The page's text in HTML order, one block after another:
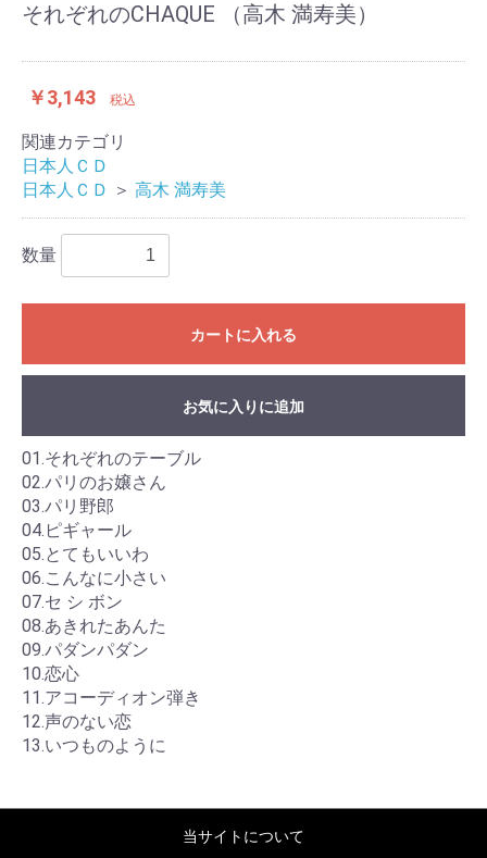
それぞれのCHAQUE （高木 満寿美）
￥3,143 税込
関連カテゴリ
日本人ＣＤ
日本人ＣＤ ＞ 高木 満寿美
数量
カートに入れる
お気に入りに追加
01.それぞれのテーブル
02.パリのお嬢さん
03.パリ野郎
04.ピギャール
05.とてもいいわ
06.こんなに小さい
07.セ シ ボン
08.あきれたあんた
09.パダンパダン
10.恋心
11.アコーディオン弾き
12.声のない恋
13.いつものように
当サイトについて